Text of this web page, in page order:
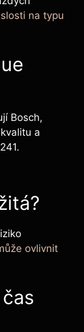
na typu
Bosch,
a
ovlivnit